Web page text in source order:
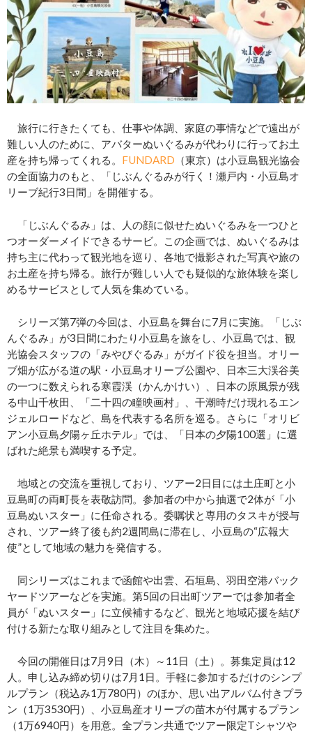
旅行に行きたくても、仕事や体調、家庭の事情などで遠出が
難しい人のために、アバターぬいぐるみが代わりに行ってお土
産を持ち帰ってくれる。 FUNDARD （東京）は小豆島観光協会
の全面協力のもと、「じぶんぐるみが行く！瀬戸内・小豆島オ
リーブ紀行3日間」を開催する。
「じぶんぐるみ」は、人の顔に似せたぬいぐるみを一つひと
つオーダーメイドできるサービ。この企画では、ぬいぐるみは
持ち主に代わって観光地を巡り、各地で撮影された写真や旅の
お土産を持ち帰る。旅行が難しい人でも疑似的な旅体験を楽し
めるサービスとして人気を集めている。
シリーズ第7弾の今回は、小豆島を舞台に7月に実施。「じぶ
んぐるみ」が3日間にわたり小豆島を旅をし、小豆島では、観
光協会スタッフの「みやびぐるみ」がガイド役を担当。オリー
ブ畑が広がる道の駅・小豆島オリーブ公園や、日本三大渓谷美
の一つに数えられる寒霞渓（かんかけい）、日本の原風景が残
る中山千枚田、「二十四の瞳映画村」、干潮時だけ現れるエン
ジェルロードなど、島を代表する名所を巡る。さらに「オリビ
アン小豆島夕陽ヶ丘ホテル」では、「日本の夕陽100選」に選
ばれた絶景も満喫する予定。
地域との交流を重視しており、ツアー2日目には土庄町と小
豆島町の両町長を表敬訪問。参加者の中から抽選で2体が「小
豆島ぬいスター」に任命される。委嘱状と専用のタスキが授与
され、ツアー終了後も約2週間島に滞在し、小豆島の“広報大
使”として地域の魅力を発信する。
同シリーズはこれまで函館や出雲、石垣島、羽田空港バック
ヤードツアーなどを実施。第5回の日出町ツアーでは参加者全
員が「ぬいスター」に立候補するなど、観光と地域応援を結び
付ける新たな取り組みとして注目を集めた。
今回の開催日は7月9日（木）～11日（土）。募集定員は12
人。申し込み締め切りは7月1日。手軽に参加するだけのシンプ
ルプラン（税込み1万780円）のほか、思い出アルバム付きプラ
ン（1万3530円）、小豆島産オリーブの苗木が付属するプラン
（1万6940円）を用意。全プラン共通でツアー限定Tシャツや